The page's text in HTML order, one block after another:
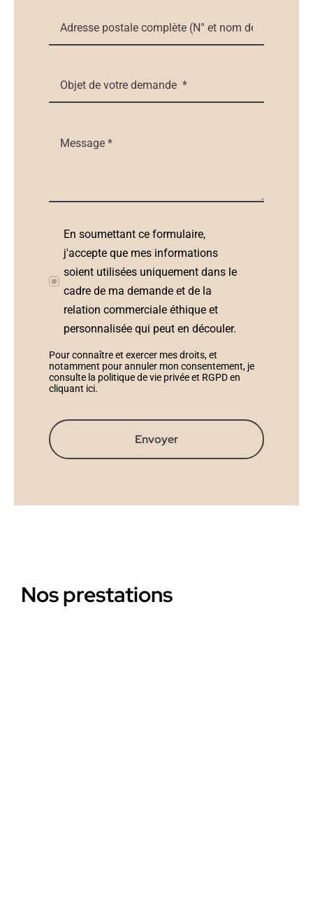
En soumettant ce formulaire,
j'accepte que mes informations
soient utilisées uniquement dans le
cadre de ma demande et de la
relation commerciale éthique et
personnalisée qui peut en découler.
Pour connaître et exercer mes droits, et
notamment pour annuler mon consentement, je
consulte la politique de vie privée et RGPD en
cliquant ici.
Envoyer
Nos prestations